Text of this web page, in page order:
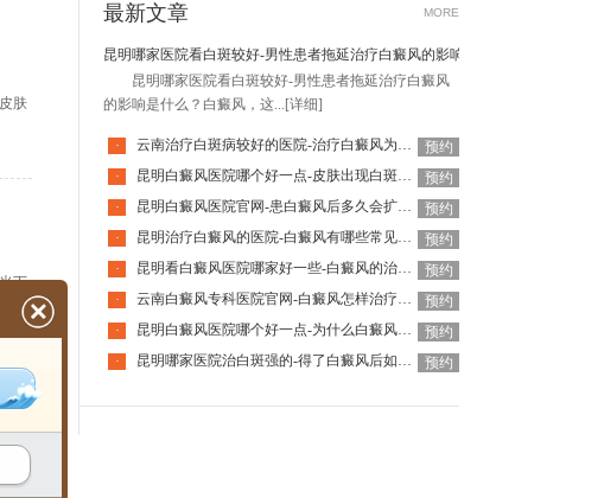
肤
下
仅
最新文章 MORE
昆明哪家医院看白斑较好-男性患者拖延治疗白癜风的影响是什么
昆明哪家医院看白斑较好-男性患者拖延治疗白癜风
的影响是什么？白癜风，这... [详细]
· 云南治疗白斑病较好的医院-治疗白癜风为何如此难呢
预约
·
昆明白癜风医院哪个好一点-皮肤出现白斑会是白癜风吗
预约
·
昆明白癜风医院官网-患白癜风后多久会扩散呢
预约
·
昆明治疗白癜风的医院-白癜风有哪些常见谣言呢
预约
·
昆明看白癜风医院哪家好一些-白癜风的治疗要注意什么呢
预约
·
云南白癜风专科医院官网-白癜风怎样治疗才科学呢
预约
·
昆明白癜风医院哪个好一点-为什么白癜风治疗周期那么长呢
预约
·
昆明哪家医院治白斑强的-得了白癜风后如何调节心理问题呢 预约